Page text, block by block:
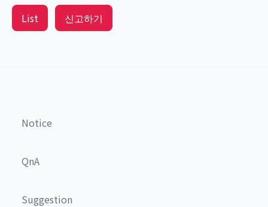
List 신고하기
Notice
QnA
Suggestion